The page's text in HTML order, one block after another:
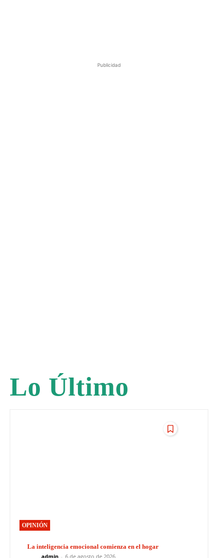
Publicidad
Lo Último
OPINIÓN
La inteligencia emocional comienza en el hogar
admin - 6 de agosto de 2026